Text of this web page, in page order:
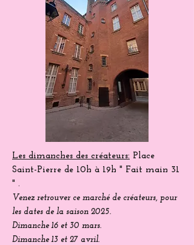
Les dimanches des créateurs: Place
Saint-Pierre de 10h à 19h " Fait main 31
" .
Venez retrouverce marché de créateurs, pour
les dates de la saison 2025.
Dimanche 16 et 30 mars.
Dimanche 13 et 27 avril.